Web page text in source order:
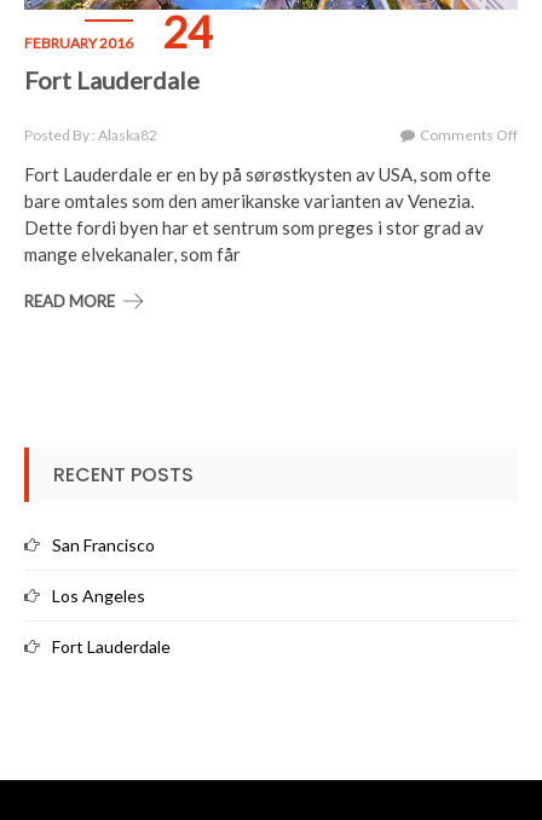
FEBRUARY 2016 24
Fort Lauderdale
Posted By : Alaska82 Comments OffOn
Fort Lauderdale er en by på sørøstkysten av USA, som ofte
bare omtales som den amerikanske varianten av Venezia.
Dette fordi byen har et sentrum som preges i stor grad av
mange elvekanaler, som får
READ MORE
RECENT POSTS
San Francisco
Los Angeles
Fort Lauderdale